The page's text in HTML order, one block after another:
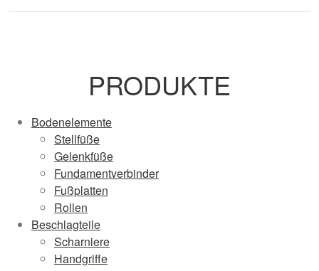
PRODUKTE
Bodenelemente
Stellfüße
Gelenkfüße
Fundamentverbinder
Fußplatten
Rollen
Beschlagteile
Scharniere
Handgriffe